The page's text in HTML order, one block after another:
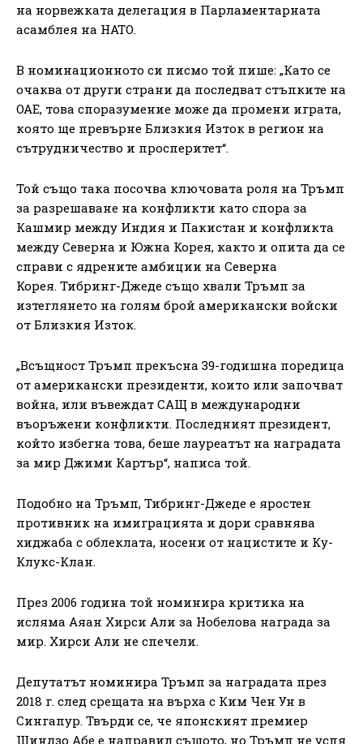
на норвежката делегация в Парламентарната
асамблея на НАТО.
В номинационното си писмо той пише: „Като се
очаква от други страни да последват стъпките на
ОАЕ, това споразумение може да промени играта,
която ще превърне Близкия Изток в регион на
сътрудничество и просперитет“.
Той също така посочва ключовата роля на Тръмп
за разрешаване на конфликти като спора за
Кашмир между Индия и Пакистан и конфликта
между Северна и Южна Корея, както и опита да се
справи с ядрените амбиции на Северна
Корея. Тибринг-Джеде също хвали Тръмп за
изтеглянето на голям брой американски войски
от Близкия Изток.
„Всъщност Тръмп прекъсна 39-годишна поредица
от американски президенти, които или започват
война, или въвеждат САЩ в международни
въоръжени конфликти. Последният президент,
който избегна това, беше лауреатът на наградата
за мир Джими Картър“, написа той.
Подобно на Тръмп, Тибринг-Джеде е яростен
противник на имиграцията и дори сравнява
хиджаба с облеклата, носени от нацистите и Ку-
Клукс-Клан.
През 2006 година той номинира критика на
исляма Аяан Хирси Али за Нобелова награда за
мир. Хирси Али не спечели.
Депутатът номинира Тръмп за наградата през
2018 г. след срещата на върха с Ким Чен Ун в
Сингапур. Твърди се, че японският премиер
Шиндзо Абе е направил същото, но Тръмп не успя